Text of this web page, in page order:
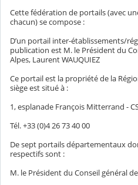
Cette fédération de portails (avec
chacun) se compose :
D’un portail inter-établissements/
publication est M. le Président du
Alpes, Laurent WAUQUIEZ
Ce portail est la propriété de la
siège est situé à :
1, esplanade François Mitterrand -
Tél. +33 (0)4 26 73 40 00
De sept portails départementaux
respectifs sont :
M. le Président du Conseil général de